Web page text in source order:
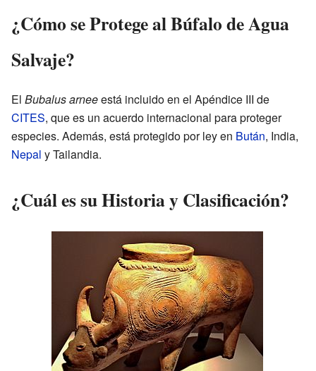
¿Cómo se Protege al Búfalo de Agua
Salvaje?
El Bubalus arneeestá incluido en el Apéndice III de
CITES, que es un acuerdo internacional para proteger
especies. Además, está protegido por ley en Bután, India,
Nepal y Tailandia.
¿Cuál es su Historia y Clasificación?